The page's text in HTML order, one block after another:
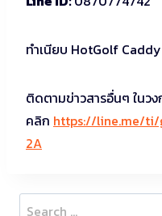
ทำเนียบ HotGolf
ติดตามข่าวสารอื่นๆ ในว
คลิก https://line.me/ti/
2A
Search